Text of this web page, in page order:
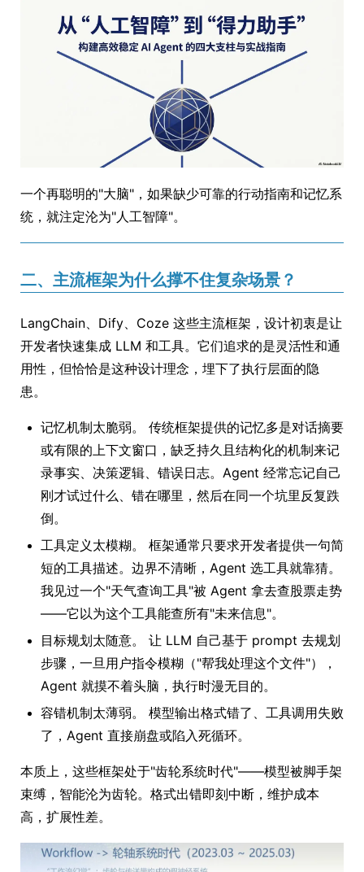
一个再聪明的"大脑"，如果缺少可靠的行动指南和记忆系
统，就注定沦为"人工智障"。
二、主流框架为什么撑不住复杂场景？
LangChain、Dify、Coze 这些主流框架，设计初衷是让
开发者快速集成 LLM 和工具。它们追求的是灵活性和通
用性，但恰恰是这种设计理念，埋下了执行层面的隐
患。
记忆机制太脆弱。 传统框架提供的记忆多是对话摘要
或有限的上下文窗口，缺乏持久且结构化的机制来记
录事实、决策逻辑、错误日志。Agent 经常忘记自己
刚才试过什么、错在哪里，然后在同一个坑里反复跌
倒。
工具定义太模糊。 框架通常只要求开发者提供一句简
短的工具描述。边界不清晰，Agent 选工具就靠猜。
我见过一个"天气查询工具"被 Agent 拿去查股票走势
——它以为这个工具能查所有"未来信息"。
目标规划太随意。 让 LLM 自己基于 prompt 去规划
步骤，一旦用户指令模糊（"帮我处理这个文件"），
Agent 就摸不着头脑，执行时漫无目的。
容错机制太薄弱。 模型输出格式错了、工具调用失败
了，Agent 直接崩盘或陷入死循环。
本质上，这些框架处于"齿轮系统时代"——模型被脚手架
束缚，智能沦为齿轮。格式出错即刻中断，维护成本
高，扩展性差。